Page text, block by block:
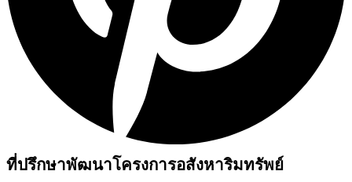
ที่ปรึกษาพัฒนาโครงการอสังหาริมทรัพย์